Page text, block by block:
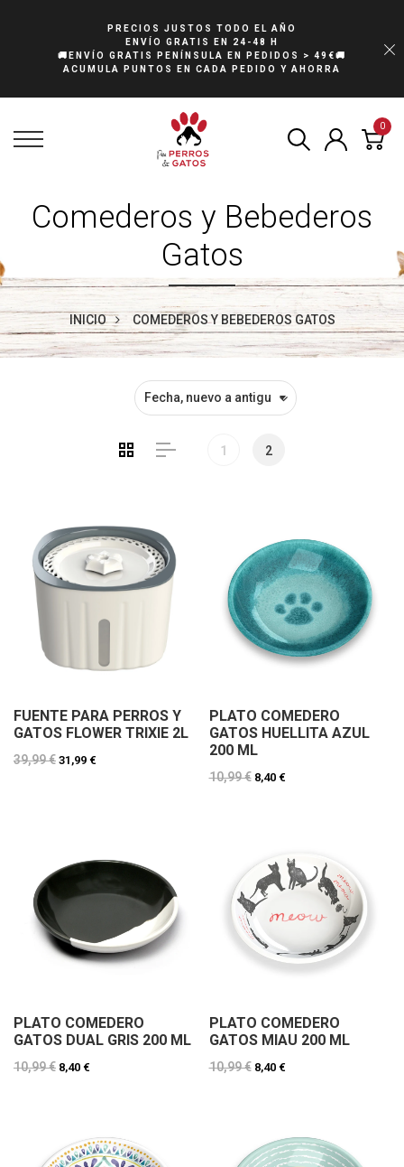
PRECIOS JUSTOS TODO EL AÑO
ENVÍO GRATIS EN 24-48 H
🚚ENVÍO GRATIS PENÍNSULA EN PEDIDOS > 49€🚚
ACUMULA PUNTOS EN CADA PEDIDO Y AHORRA
0
Comederos y Bebederos
Gatos
INICIO COMEDEROS Y BEBEDEROS GATOS
1 2
FUENTE PARA PERROS Y
GATOS FLOWER TRIXIE 2L
39,99 € 31,99 €
PLATO COMEDERO
GATOS HUELLITA AZUL
200 ML
10,99 € 8,40 €
PLATO COMEDERO
GATOS DUAL GRIS 200 ML
10,99 € 8,40 €
PLATO COMEDERO
GATOS MIAU 200 ML
10,99 € 8,40 €